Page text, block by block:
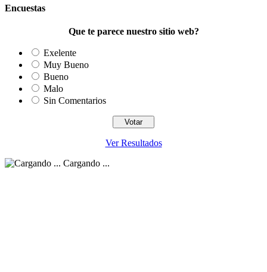
Encuestas
Que te parece nuestro sitio web?
Exelente
Muy Bueno
Bueno
Malo
Sin Comentarios
Ver Resultados
Cargando ...